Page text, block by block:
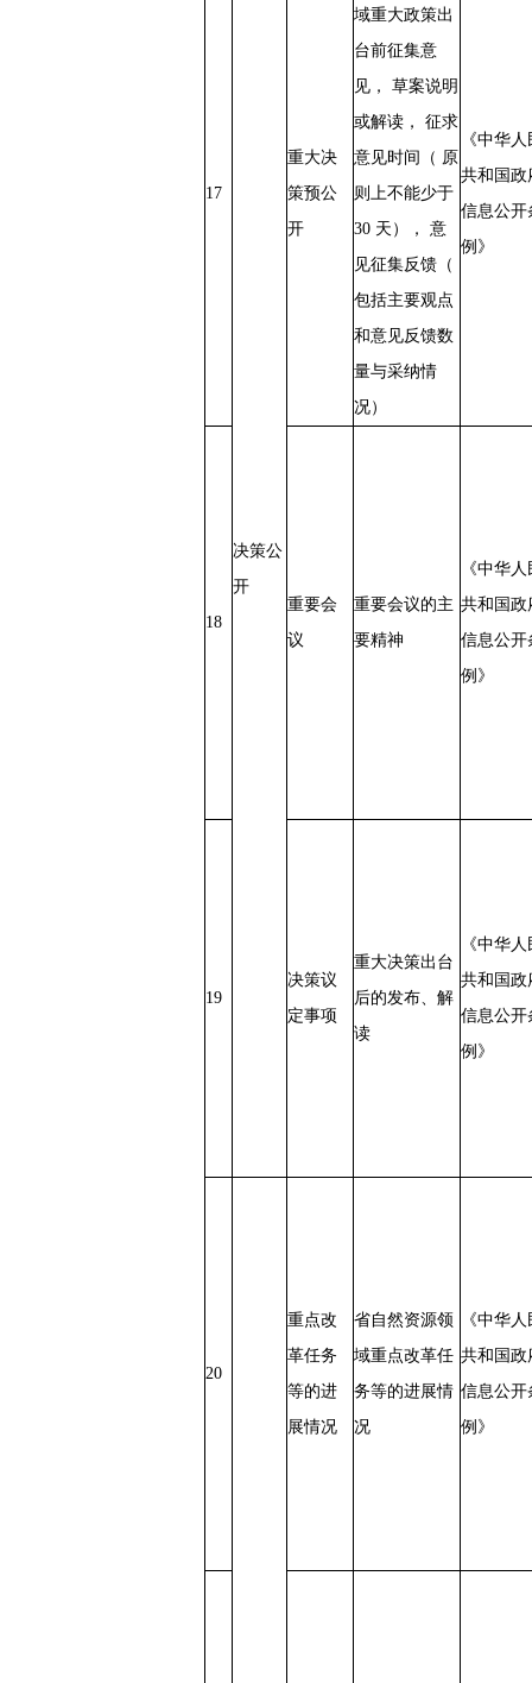
17
决策公
开
重大决
策预公
开
域重大政策出
台前征集意
见， 草案说明
或解读， 征求
意见时间（ 原
则上不能少于
30 天）， 意
见征集反馈（
包括主要观点
和意见反馈数
量与采纳情
况）
《中华人
共和国政
信息公开
例》
18
重要会
议
重要会议的主
要精神
《中华人
共和国政
信息公开
例》
19
决策议
定事项
重大决策出台
后的发布、解
读
《中华人
共和国政
信息公开
例》
20
重点改
革任务
等的进
展情况
省自然资源领
域重点改革任
务等的进展情
况
《中华人
共和国政
信息公开
例》